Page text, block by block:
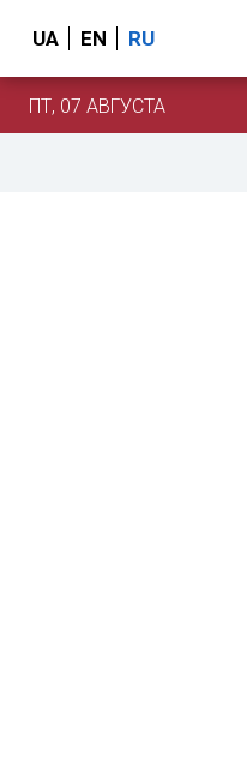
UA EN RU
ПТ, 07 АВГУСТА